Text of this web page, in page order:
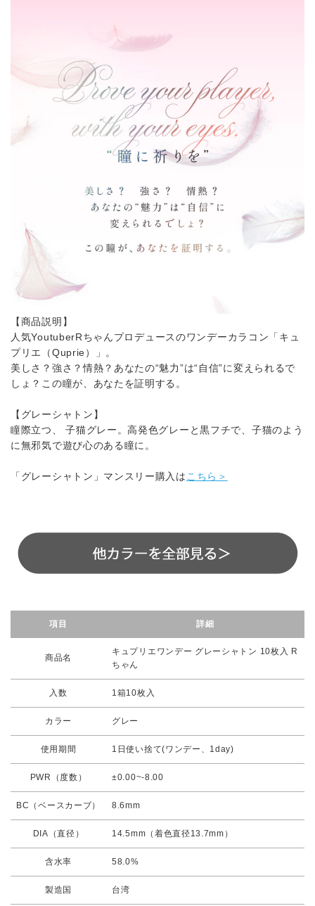
【商品説明】
人気YoutuberRちゃんプロデュースのワンデーカラコン「キュ
プリエ（Quprie）」。
美しさ？強さ？情熱？あなたの“魅力”は“自信”に変えられるで
しょ？この瞳が、あなたを証明する。
【グレーシャトン】
瞳際立つ、 子猫グレー。高発色グレーと黒フチで、子猫のよう
に無邪気で遊び心のある瞳に。
「グレーシャトン」マンスリー購入は こちら＞
項目 詳細
商品名
キュプリエワンデー グレーシャトン 10枚入 R
ちゃん
入数 1箱10枚入
カラー グレー
使用期間 1日使い捨て(ワンデー、1day)
PWR（度数） ±0.00~-8.00
BC（ベースカーブ） 8.6mm
DIA（直径） 14.5mm（着色直径13.7mm）
含水率 58.0%
製造国 台湾